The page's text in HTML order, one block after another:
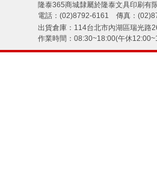
隆泰365商城隸屬於隆泰文具印刷有
電話：(02)8792-6161 傳真：
出貨倉庫：114台北市內湖區瑞光路
作業時間：08:30~18:00(午休